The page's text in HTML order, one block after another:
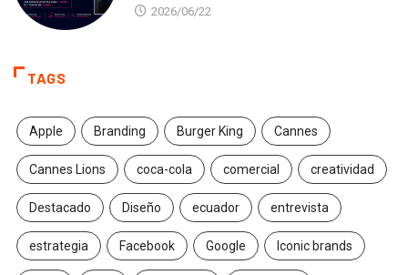
2026/06/22
TAGS
Apple Branding Burger King Cannes
Cannes Lions coca-cola comercial creatividad
Destacado Diseño ecuador entrevista
estrategia Facebook Google Iconic brands